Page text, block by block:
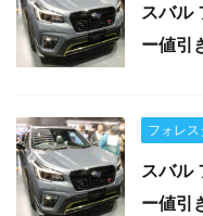
スバル
ー値引
フォレス
スバル
ー値引